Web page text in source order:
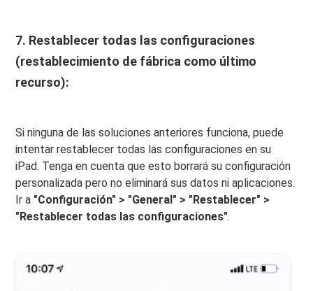
7. Restablecer todas las configuraciones
(restablecimiento de fábrica como último
recurso):
Si ninguna de las soluciones anteriores funciona, puede
intentar restablecer todas las configuraciones en su
iPad. Tenga en cuenta que esto borrará su configuración
personalizada pero no eliminará sus datos ni aplicaciones.
Ir a "Configuración" > "General" > "Restablecer" >
"Restablecer todas las configuraciones".